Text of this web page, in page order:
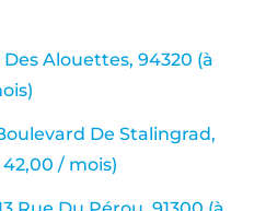
Des Alouettes, 94320 (à
De Stalingrad,
/ mois)